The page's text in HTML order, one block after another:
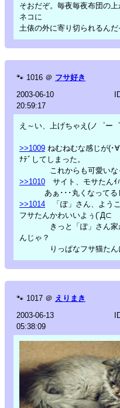
そおだぞ。毎夜毎夜布団の
ネコに
土俵の外に寄り切られるんだ
🐾 1016 ＠ フサ好き
2003-06-10
20:59:17
え～い、上げちゃえ(ノ゜ー
>>1009 ねむねむな感じが(･
ﾅﾃﾞしてしまった。
これからも可愛いなっ
>>1010 サイト、モサたんｲ
あぁ･･･丸くなってる
>>1014 「ぽ」さん、よう
フサたんかわいいよぅ(´Д⊂
きっと「ぽ」さん家が
んじゃ？
りっぱなフサ猫たんに
🐾 1017 ＠ えりまき
2003-06-13
05:38:09